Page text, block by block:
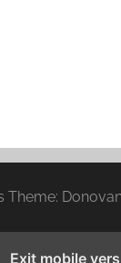
Theme:
Exit mobile